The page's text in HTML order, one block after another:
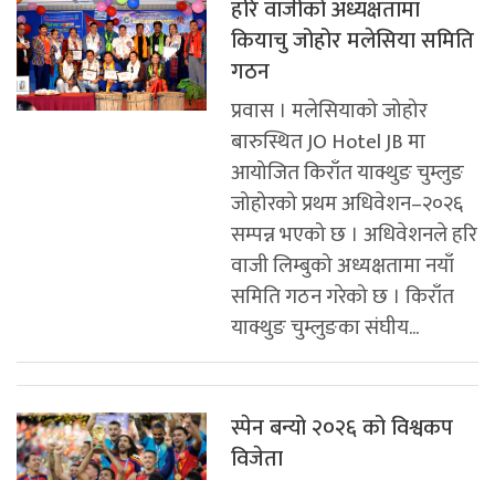
हरि वाजीको अध्यक्षतामा
कियाचु जोहोर मलेसिया समिति
गठन
प्रवास । मलेसियाको जोहोर
बारुस्थित JO Hotel JB मा
आयोजित किराँत याक्थुङ चुम्लुङ
जोहोरको प्रथम अधिवेशन–२०२६
सम्पन्न भएको छ । अधिवेशनले हरि
वाजी लिम्बुको अध्यक्षतामा नयाँ
समिति गठन गरेको छ । किराँत
याक्थुङ चुम्लुङका संघीय...
स्पेन बन्यो २०२६ को विश्वकप
विजेता